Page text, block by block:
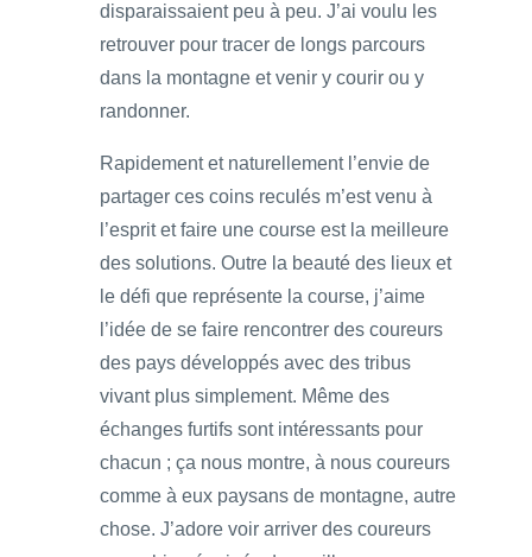
disparaissaient peu à peu. J’ai voulu les
retrouver pour tracer de longs parcours
dans la montagne et venir y courir ou y
randonner.
Rapidement et naturellement l’envie de
partager ces coins reculés m’est venu à
l’esprit et faire une course est la meilleure
des solutions. Outre la beauté des lieux et
le défi que représente la course, j’aime
l’idée de se faire rencontrer des coureurs
des pays développés avec des tribus
vivant plus simplement. Même des
échanges furtifs sont intéressants pour
chacun ; ça nous montre, à nous coureurs
comme à eux paysans de montagne, autre
chose. J’adore voir arriver des coureurs